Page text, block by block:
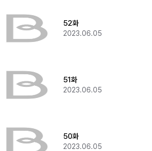
52화
2023.06.05
51화
2023.06.05
50화
2023.06.05